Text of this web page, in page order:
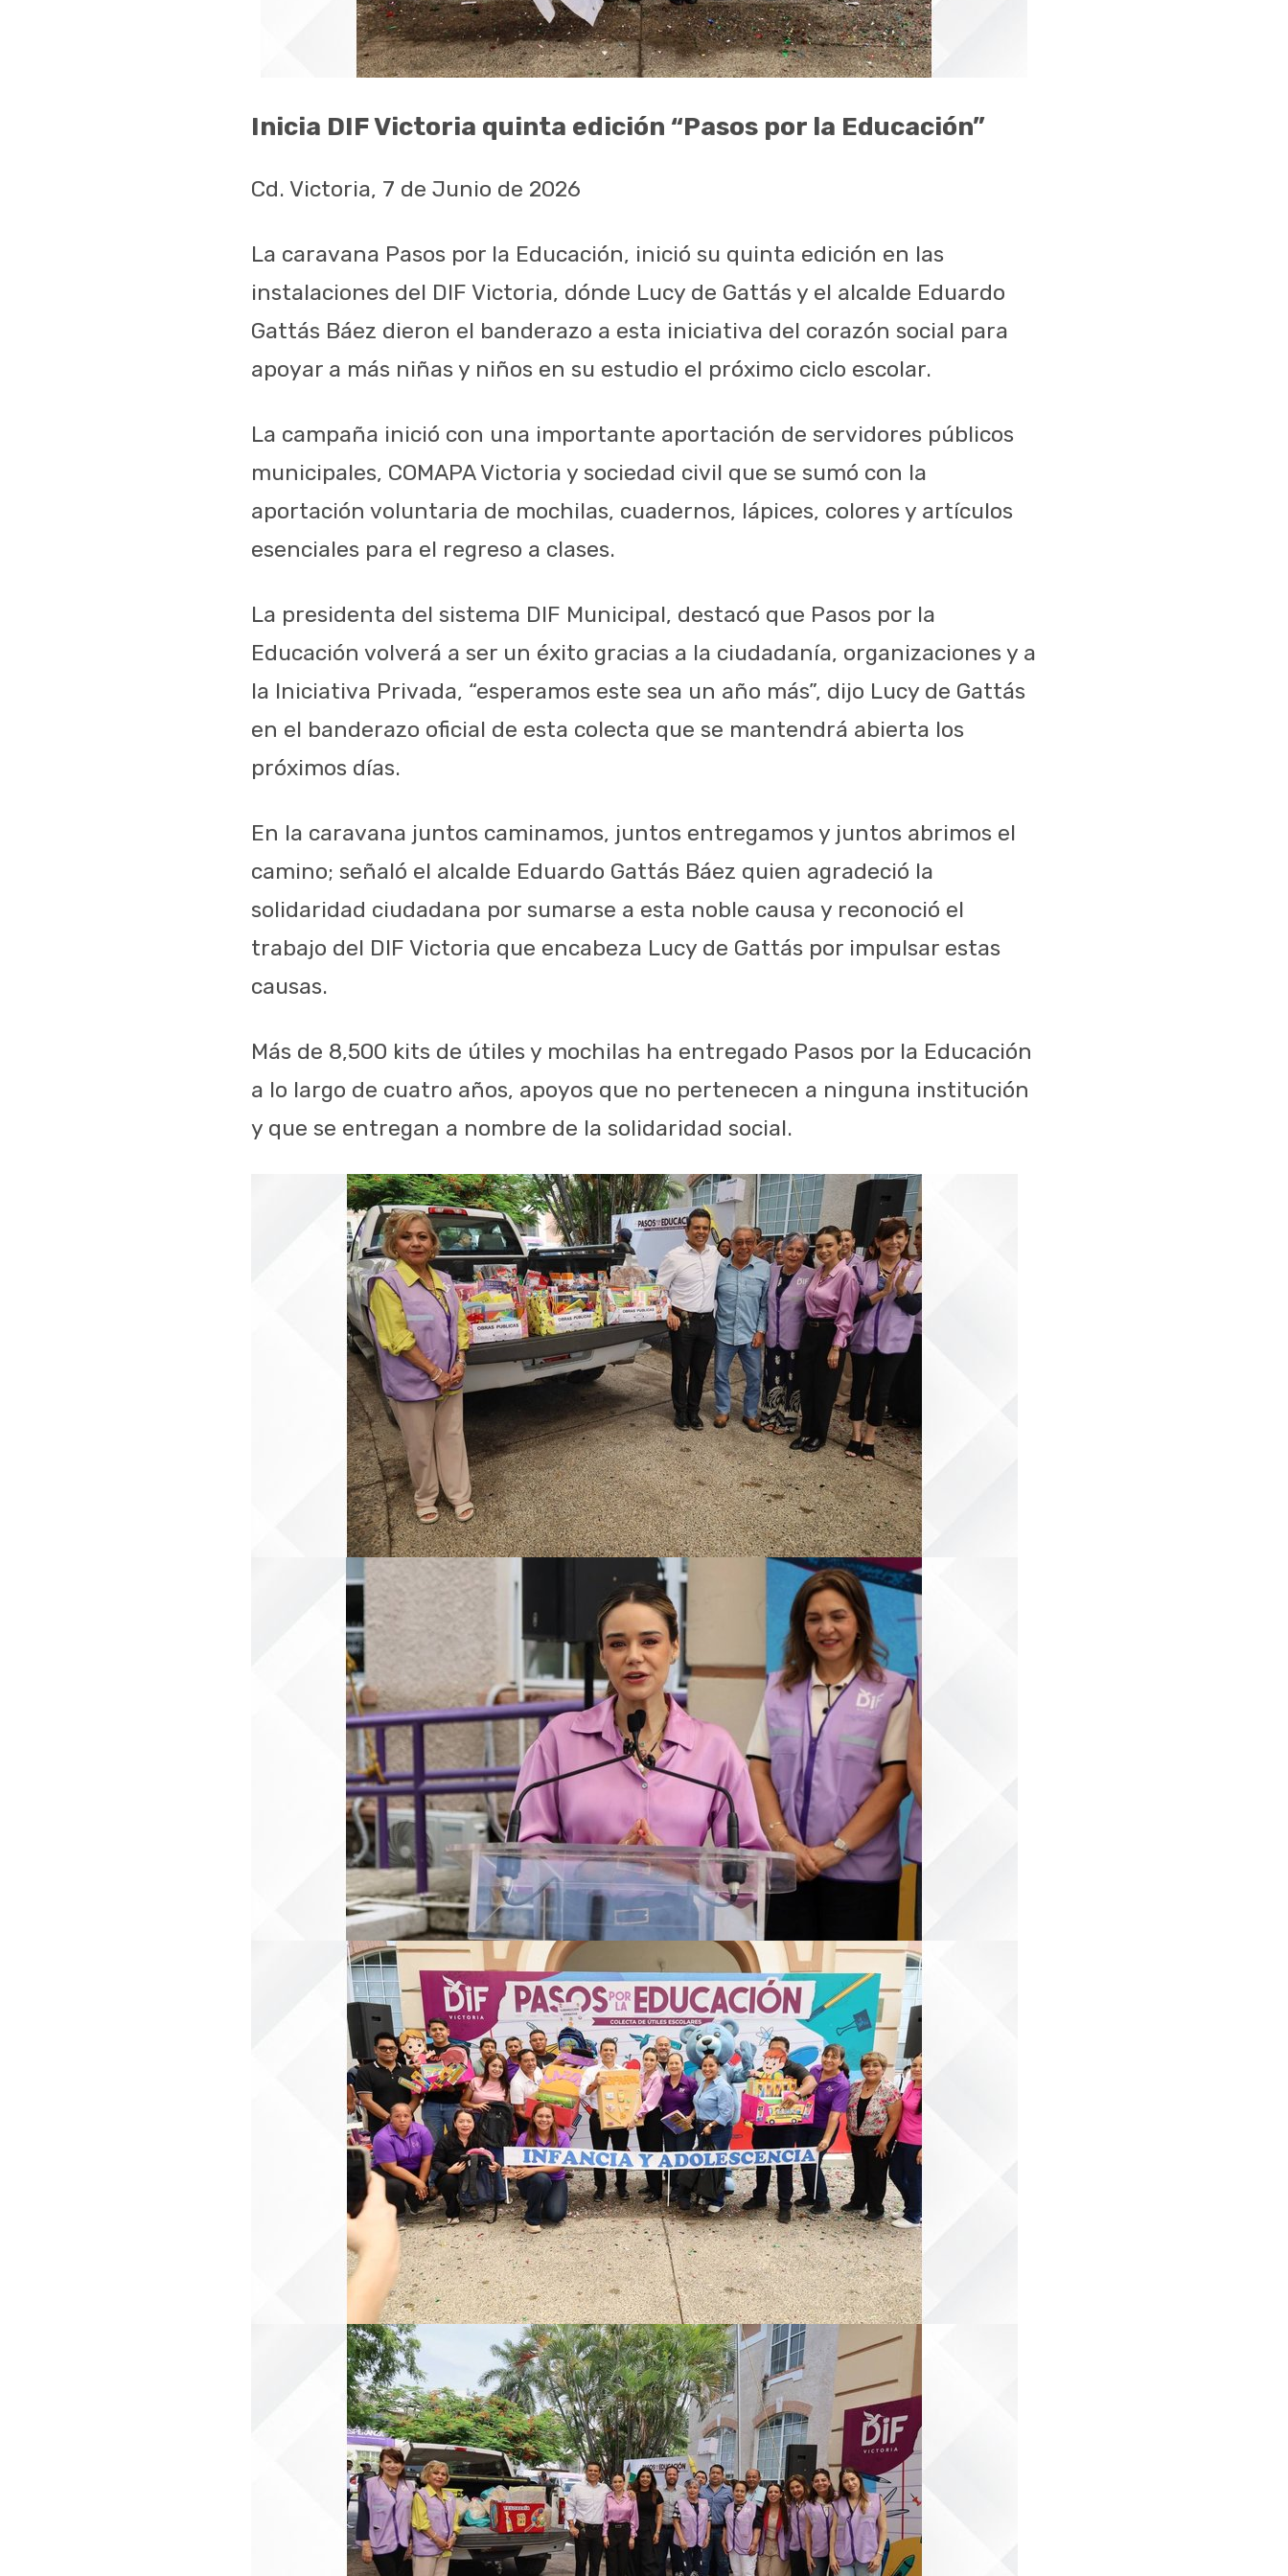
Inicia DIF Victoria quinta edición “Pasos por la Educación”
Cd. Victoria, 7 de Junio de 2026
La caravana Pasos por la Educación, inició su quinta edición en las
instalaciones del DIF Victoria, dónde Lucy de Gattás y el alcalde Eduardo
Gattás Báez dieron el banderazo a esta iniciativa del corazón social para
apoyar a más niñas y niños en su estudio el próximo ciclo escolar.
La campaña inició con una importante aportación de servidores públicos
municipales, COMAPA Victoria y sociedad civil que se sumó con la
aportación voluntaria de mochilas, cuadernos, lápices, colores y artículos
esenciales para el regreso a clases.
La presidenta del sistema DIF Municipal, destacó que Pasos por la
Educación volverá a ser un éxito gracias a la ciudadanía, organizaciones y a
la Iniciativa Privada, “esperamos este sea un año más”, dijo Lucy de Gattás
en el banderazo oficial de esta colecta que se mantendrá abierta los
próximos días.
En la caravana juntos caminamos, juntos entregamos y juntos abrimos el
camino; señaló el alcalde Eduardo Gattás Báez quien agradeció la
solidaridad ciudadana por sumarse a esta noble causa y reconoció el
trabajo del DIF Victoria que encabeza Lucy de Gattás por impulsar estas
causas.
Más de 8,500 kits de útiles y mochilas ha entregado Pasos por la Educación
a lo largo de cuatro años, apoyos que no pertenecen a ninguna institución
y que se entregan a nombre de la solidaridad social.